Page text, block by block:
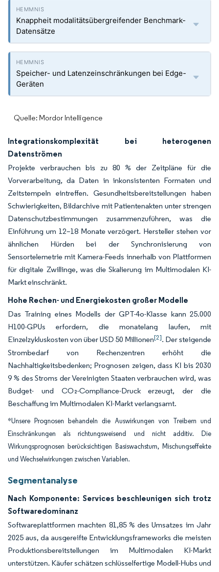
Knappheit modalitätsübergreifender Benchmark-
Datensätze
Speicher- und Latenzeinschränkungen bei Edge-
Geräten
Quelle: Mordor Intelligence
Integrationskomplexität bei heterogenen
Datenströmen
Projekte verbrauchen bis zu 80 % der Zeitpläne für die
Vorverarbeitung, da Daten in inkonsistenten Formaten und
Zeitstempeln eintreffen. Gesundheitsbereitstellungen haben
Schwierigkeiten, Bildarchive mit Patientenakten unter strengen
Datenschutzbestimmungen zusammenzuführen, was die
Einführung um 12–18 Monate verzögert. Hersteller stehen vor
ähnlichen Hürden bei der Synchronisierung von
Sensortelemetrie mit Kamera-Feeds innerhalb von Plattformen
für digitale Zwillinge, was die Skalierung im Multimodalen KI-
Markt einschränkt.
Hohe Rechen- und Energiekosten großer Modelle
Das Training eines Modells der GPT-4o-Klasse kann 25.000
H100-GPUs erfordern, die monatelang laufen, mit
Einzelzykluskosten von über USD 50 Millionen[2]. Der steigende
Strombedarf von Rechenzentren erhöht die
Nachhaltigkeitsbedenken; Prognosen zeigen, dass KI bis 2030
9 % des Stroms der Vereinigten Staaten verbrauchen wird, was
Budget- und CO₂-Compliance-Druck erzeugt, der die
Beschaffung im Multimodalen KI-Markt verlangsamt.
*Unsere Prognosen behandeln die Auswirkungen von Treibern und
Einschränkungen als richtungsweisend und nicht additiv. Die
Wirkungsprognosen berücksichtigen Basiswachstum, Mischungseffekte
und Wechselwirkungen zwischen Variablen.
Segmentanalyse
Nach Komponente: Services beschleunigen sich trotz
Softwaredominanz
Softwareplattformen machten 81,85 % des Umsatzes im Jahr
2025 aus, da ausgereifte Entwicklungsframeworks die meisten
Produktionsbereitstellungen im Multimodalen KI-Markt
unterstützen. Käufer schätzen schlüsselfertige Modell-Hubs und